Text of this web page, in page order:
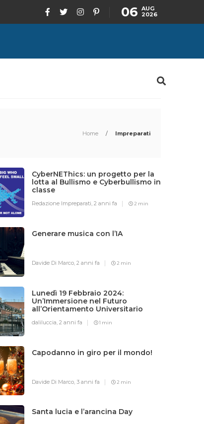
06 AUG
2026
Home / Impreparati
CyberNEThics: un progetto per la
lotta al Bullismo e Cyberbullismo in
classe
Redazione Impreparati, 2 anni fa 2 min
Generare musica con l’IA
Davide Di Marco, 2 anni fa 2 min
Lunedì 19 Febbraio 2024:
Un’Immersione nel Futuro
all’Orientamento Universitario
daliluccia, 2 anni fa 1 min
Capodanno in giro per il mondo!
Davide Di Marco, 3 anni fa 2 min
Santa lucia e l’arancina Day